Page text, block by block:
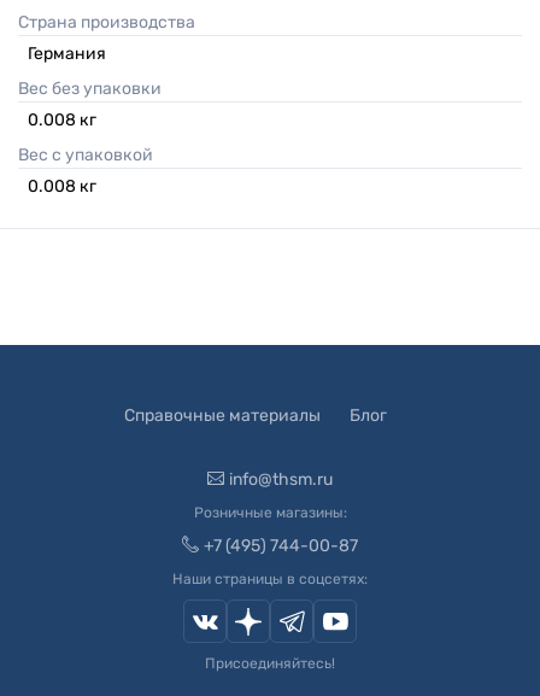
Страна производства
Германия
Вес без упаковки
0.008 кг
Вес с упаковкой
0.008 кг
Справочные материалы Блог
info@thsm.ru
Розничные магазины:
+7 (495) 744-00-87
Наши страницы в соцсетях:
Присоединяйтесь!